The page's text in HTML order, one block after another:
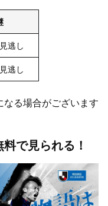
逃し
逃し
る場合がございます
で見られる！